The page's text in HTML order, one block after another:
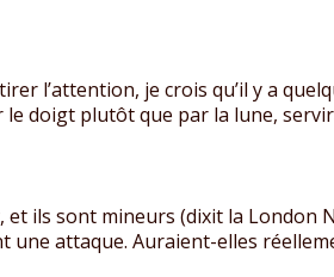
l’attention, je crois qu’il y a
doigt plutôt que par la lune,
ils sont mineurs (dixit la London
une attaque. Auraient-elles